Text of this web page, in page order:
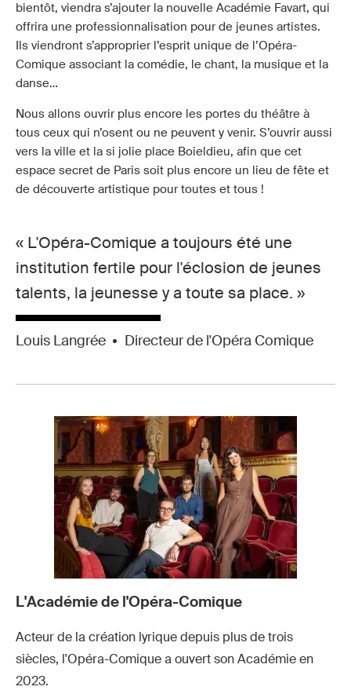
bientôt, viendra s’ajouter la nouvelle Académie Favart, qui
offrira une professionnalisation pour de jeunes artistes.
Ils viendront s’approprier l’esprit unique de l’Opéra-
Comique associant la comédie, le chant, la musique et la
danse…
Nous allons ouvrir plus encore les portes du théâtre à
tous ceux qui n’osent ou ne peuvent y venir. S’ouvrir aussi
vers la ville et la si jolie place Boieldieu, afin que cet
espace secret de Paris soit plus encore un lieu de fête et
de découverte artistique pour toutes et tous !
« L'Opéra-Comique a toujours été une
institution fertile pour l'éclosion de jeunes
talents, la jeunesse y a toute sa place. »
Louis Langrée Directeur de l'Opéra Comique
L'Académie de l'Opéra-Comique
Acteur de la création lyrique depuis plus de trois
siècles, l'Opéra-Comique a ouvert son Académie en
2023.